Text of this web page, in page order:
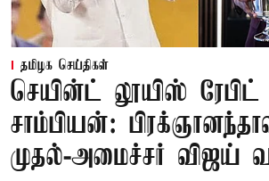
தமிழக செய்திகள்
செயின்ட் லூயிஸ்
சாம்பியன்:
முதல்-அமைச்சர் விஜய்